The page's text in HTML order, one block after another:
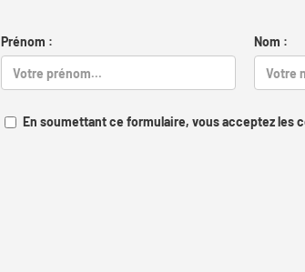
Prénom : Nom :
En soumettant ce formulaire, vous acceptez les